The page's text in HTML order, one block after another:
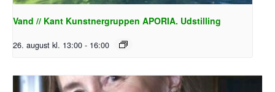
Vand // Kant Kunstnergruppen APORIA. Udstilling
26. august kl. 13:00 - 16:00